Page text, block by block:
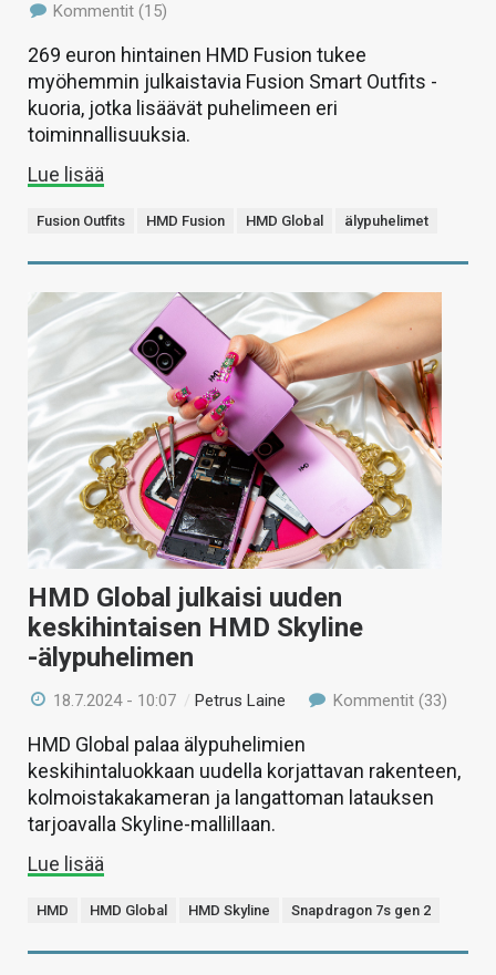
Kommentit (15)
269 euron hintainen HMD Fusion tukee
myöhemmin julkaistavia Fusion Smart Outfits -
kuoria, jotka lisäävät puhelimeen eri
toiminnallisuuksia.
Lue lisää
Fusion Outfits HMD Fusion HMD Global älypuhelimet
HMD Global julkaisi uuden
keskihintaisen HMD Skyline
-älypuhelimen
18.7.2024 - 10:07 /Petrus Laine Kommentit (33)
HMD Global palaa älypuhelimien
keskihintaluokkaan uudella korjattavan rakenteen,
kolmoistakakameran ja langattoman latauksen
tarjoavalla Skyline-mallillaan.
Lue lisää
HMD HMD Global HMD Skyline Snapdragon 7s gen 2